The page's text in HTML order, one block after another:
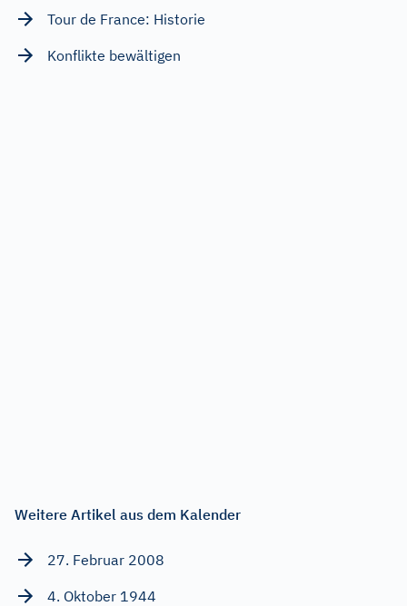
Tour de France: Historie
Konflikte bewältigen
Weitere Artikel aus dem Kalender
27. Februar 2008
4. Oktober 1944